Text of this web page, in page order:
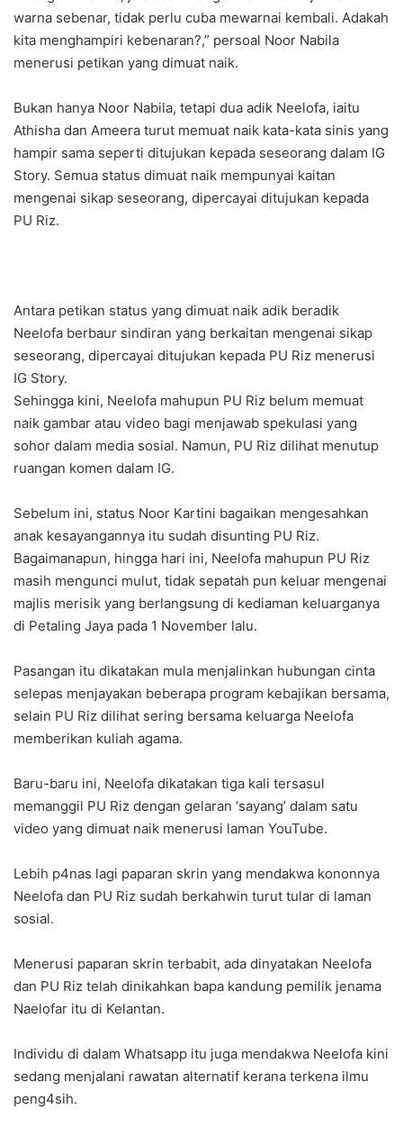
warna sebenar, tidak perlu cuba mewarnai kembali. Adakah
kita menghampiri kebenaran?,” persoal Noor Nabila
menerusi petikan yang dimuat naik.
Bukan hanya Noor Nabila, tetapi dua adik Neelofa, iaitu
Athisha dan Ameera turut memuat naik kata-kata sinis yang
hampir sama seperti ditujukan kepada seseorang dalam IG
Story. Semua status dimuat naik mempunyai kaitan
mengenai sikap seseorang, dipercayai ditujukan kepada
PU Riz.
Antara petikan status yang dimuat naik adik beradik
Neelofa berbaur sindiran yang berkaitan mengenai sikap
seseorang, dipercayai ditujukan kepada PU Riz menerusi
IG Story.
Sehingga kini, Neelofa mahupun PU Riz belum memuat
naik gambar atau video bagi menjawab spekulasi yang
sohor dalam media sosial. Namun, PU Riz dilihat menutup
ruangan komen dalam IG.
Sebelum ini, status Noor Kartini bagaikan mengesahkan
anak kesayangannya itu sudah disunting PU Riz.
Bagaimanapun, hingga hari ini, Neelofa mahupun PU Riz
masih mengunci mulut, tidak sepatah pun keluar mengenai
majlis merisik yang berlangsung di kediaman keluarganya
di Petaling Jaya pada 1 November lalu.
Pasangan itu dikatakan mula menjalinkan hubungan cinta
selepas menjayakan beberapa program kebajikan bersama,
selain PU Riz dilihat sering bersama keluarga Neelofa
memberikan kuliah agama.
Baru-baru ini, Neelofa dikatakan tiga kali tersasul
memanggil PU Riz dengan gelaran ‘sayang’ dalam satu
video yang dimuat naik menerusi laman YouTube.
Lebih p4nas lagi paparan skrin yang mendakwa kononnya
Neelofa dan PU Riz sudah berkahwin turut tular di laman
sosial.
Menerusi paparan skrin terbabit, ada dinyatakan Neelofa
dan PU Riz telah dinikahkan bapa kandung pemilik jenama
Naelofar itu di Kelantan.
Individu di dalam Whatsapp itu juga mendakwa Neelofa kini
sedang menjalani rawatan alternatif kerana terkena ilmu
peng4sih.